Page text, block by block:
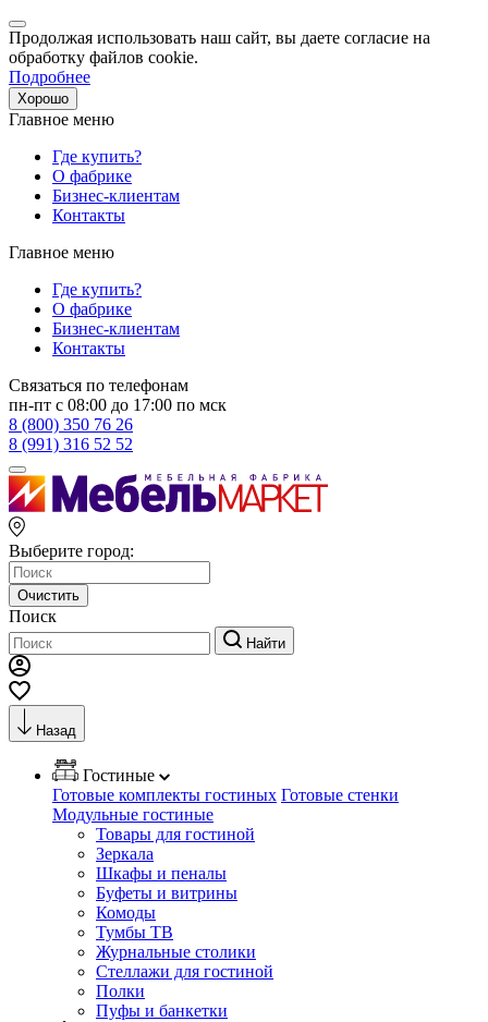
Продолжая использовать наш сайт, вы даете согласие на
обработку файлов cookie.
Подробнее
Хорошо
Главное меню
Где купить?
О фабрике
Бизнес-клиентам
Контакты
Главное меню
Где купить?
О фабрике
Бизнес-клиентам
Контакты
Связаться по телефонам
пн-пт с 08:00 до 17:00 по мск
8 (800) 350 76 26
8 (991) 316 52 52
Выберите город:
Очистить
Поиск
Найти
Назад
Гостиные
Готовые комплекты гостиных Готовые стенки
Модульные гостиные
Товары для гостиной
Зеркала
Шкафы и пеналы
Буфеты и витрины
Комоды
Тумбы ТВ
Журнальные столики
Стеллажи для гостиной
Полки
Пуфы и банкетки